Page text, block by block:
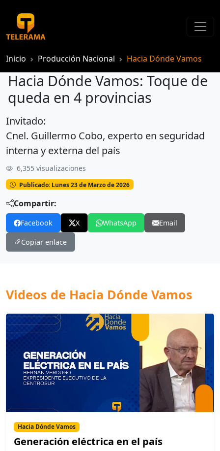
Inicio Producción Nacional Hacia Dónde Vamos
Hacia Dónde Vamos: Toque de
queda en 4 provincias
Invitado:
Cnel. Guillermo Cobo, experto en seguridad
interna y externa del país
6,355 visualizaciones
Publicado: Lunes 23 de Marzo de 2026
Compartir:
Facebook X WhatsApp Email
Copiar enlace
Videos de Hacia Dónde Vamos
Hacia Dónde Vamos
Generación eléctrica en el país